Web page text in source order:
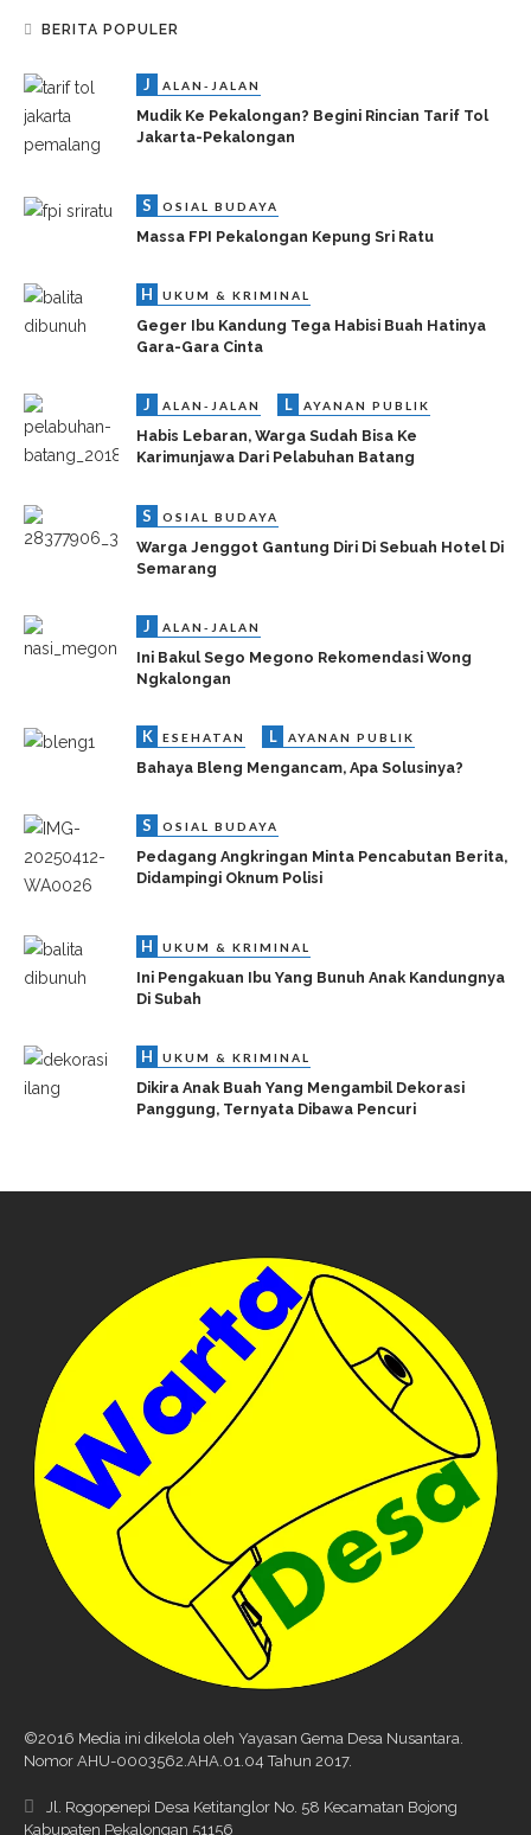
BERITA POPULER
J ALAN-JALAN
Mudik Ke Pekalongan? Begini Rincian Tarif Tol
Jakarta-Pekalongan
S OSIAL BUDAYA
Massa FPI Pekalongan Kepung Sri Ratu
H UKUM & KRIMINAL
Geger Ibu Kandung Tega Habisi Buah Hatinya
Gara-Gara Cinta
J ALAN-JALAN L AYANAN PUBLIK
Habis Lebaran, Warga Sudah Bisa Ke
Karimunjawa Dari Pelabuhan Batang
S OSIAL BUDAYA
Warga Jenggot Gantung Diri Di Sebuah Hotel Di
Semarang
J ALAN-JALAN
Ini Bakul Sego Megono Rekomendasi Wong
Ngkalongan
K ESEHATAN L AYANAN PUBLIK
Bahaya Bleng Mengancam, Apa Solusinya?
S OSIAL BUDAYA
Pedagang Angkringan Minta Pencabutan Berita,
Didampingi Oknum Polisi
H UKUM & KRIMINAL
Ini Pengakuan Ibu Yang Bunuh Anak Kandungnya
Di Subah
H UKUM & KRIMINAL
Dikira Anak Buah Yang Mengambil Dekorasi
Panggung, Ternyata Dibawa Pencuri
©2016 Media ini dikelola oleh Yayasan Gema Desa Nusantara.
Nomor AHU-0003562.AHA.01.04 Tahun 2017.
Jl. Rogopenepi Desa Ketitanglor No. 58 Kecamatan Bojong
Kabupaten Pekalongan 51156